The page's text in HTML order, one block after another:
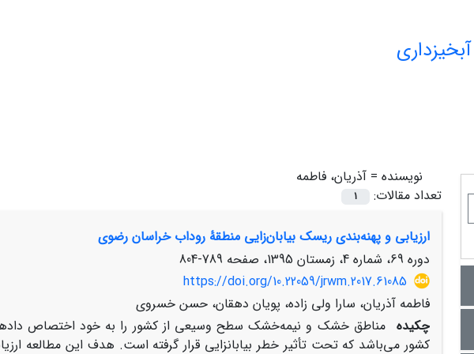
نویسنده = آذریان، فاطمه
تعداد مقالات:
1
ارزیابی و پهنه‌بندی ریسک بیابان‌زایی منطقۀ روداب خراسان رضوی
دوره 69، شماره 4، زمستان 1395، صفحه
789-804
https://doi.org/10.22059/jrwm.2017.61085
فاطمه آذریان، سارا ولی زاده، پویان دهقان، حسن خسروی
چکیده مناطق خشک و نیمه‌خشک سطح وسیعی از کشور را به خود اختصاص داده­اند.